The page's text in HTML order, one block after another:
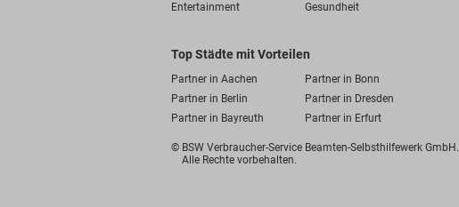
Entertainment
Gesundheit
Top Städte mit Vorteilen
Partner in Aachen Partner in Bonn
Partner in Berlin
Partner in Dresden
Partner in Bayreuth
Partner in Erfurt
© BSW Verbraucher-Service Beamten-Selbsthilfewerk GmbH.
Alle Rechte vorbehalten.